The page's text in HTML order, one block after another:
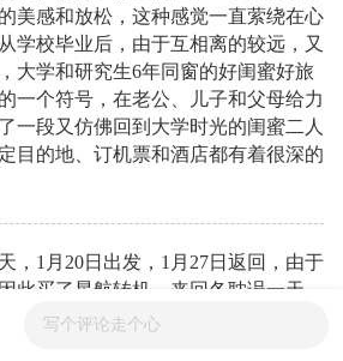
美感和放松，这种感觉一直萦绕在心
学校毕业后，由于互相离的较远，又
学和研究生6年同窗的好闺蜜好旅
一个符号，在老公、儿子和父母给力
一段又仿佛回到大学时光的闺蜜二人
目的地、订机票和酒店都有着很深的
，1月20日出发，1月27日返回，由于
此买了星航转机，来回各耽误一天，
大阪京东3天，富士山1天，东京2
写个评论走个心